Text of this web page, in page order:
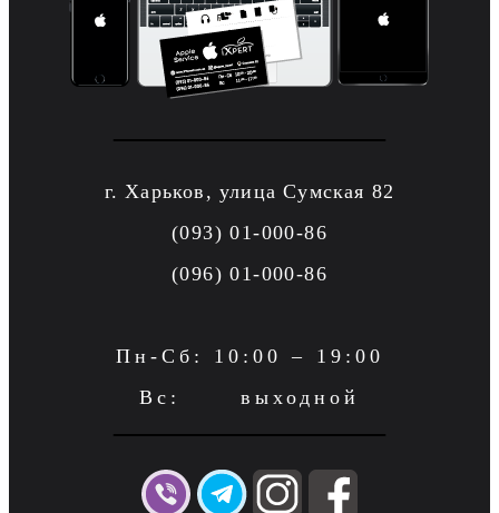
г. Харьков, улица Сумская 82
(093) 01-000-86
(096) 01-000-86
Пн-Сб: 10:00 – 19:00
Вс: выходной